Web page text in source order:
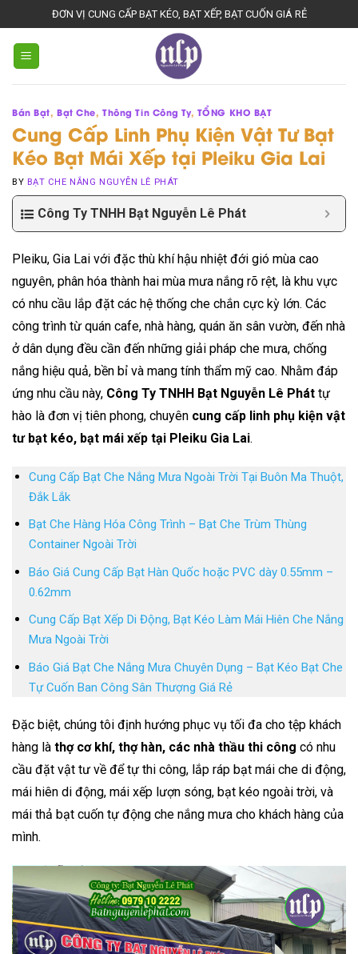
to
content
ĐƠN VỊ CUNG CẤP BẠT KÉO, BẠT XẾP, BẠT CUỐN GIÁ RẺ
Bán Bạt,Bạt Che,Thông Tin Công Ty, TỔNG KHO BẠT
Cung Cấp Linh Phụ Kiện Vật Tư Bạt
Kéo Bạt Mái Xếp tại Pleiku Gia Lai
BY BẠT CHE NẮNG NGUYỄN LÊ PHÁT
Công Ty TNHH Bạt Nguyễn Lê Phát
Pleiku, Gia Lai với đặc thù khí hậu nhiệt đới gió mùa cao
nguyên, phân hóa thành hai mùa mưa nắng rõ rệt, là khu vực
có nhu cầu lắp đặt các hệ thống che chắn cực kỳ lớn. Các
công trình từ quán cafe, nhà hàng, quán ăn sân vườn, đến nhà
ở dân dụng đều cần đến những giải pháp che mưa, chống
nắng hiệu quả, bền bỉ và mang tính thẩm mỹ cao. Nhằm đáp
ứng nhu cầu này, Công Ty TNHH Bạt Nguyễn Lê Phát tự
hào là đơn vị tiên phong, chuyên cung cấp linh phụ kiện vật
tư bạt kéo, bạt mái xếp tại Pleiku Gia Lai.
Cung Cấp Bạt Che Nắng Mưa Ngoài Trời Tại Buôn Ma Thuột,
Đắk Lắk
Bạt Che Hàng Hóa Công Trình – Bạt Che Trùm Thùng
Container Ngoài Trời
Báo Giá Cung Cấp Bạt Hàn Quốc hoặc PVC dày 0.55mm –
0.62mm
Cung Cấp Bạt Xếp Di Động, Bạt Kéo Làm Mái Hiên Che Nắng
Mưa Ngoài Trời
Báo Giá Bạt Che Nắng Mưa Chuyên Dụng – Bạt Kéo Bạt Che
Tự Cuốn Ban Công Sân Thượng Giá Rẻ
Đặc biệt, chúng tôi định hướng phục vụ tối đa cho tệp khách
hàng là thợ cơ khí, thợ hàn, các nhà thầu thi công có nhu
cầu đặt vật tư về để tự thi công, lắp ráp bạt mái che di động,
mái hiên di động, mái xếp lượn sóng, bạt kéo ngoài trời, và
mái thả bạt cuốn tự động che nắng mưa cho khách hàng của
mình.